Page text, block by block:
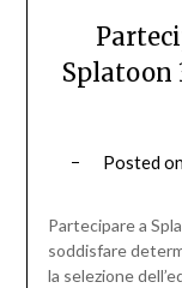
Splatoon
Posted
Partecipare a
soddisfare
la selezione